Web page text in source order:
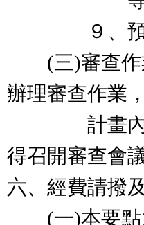
９、預期
(三)審查作
辦理審查作業
計畫內容及
得召開審查會議
六、經費請撥
(一)本要點